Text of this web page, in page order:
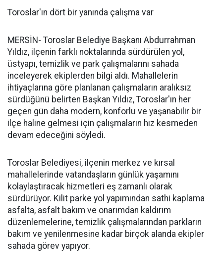
Toroslar'ın dört bir yanında çalışma var
MERSİN- Toroslar Belediye Başkanı Abdurrahman
Yıldız, ilçenin farklı noktalarında sürdürülen yol,
üstyapı, temizlik ve park çalışmalarını sahada
inceleyerek ekiplerden bilgi aldı. Mahallelerin
ihtiyaçlarına göre planlanan çalışmaların aralıksız
sürdüğünü belirten Başkan Yıldız, Toroslar'ın her
geçen gün daha modern, konforlu ve yaşanabilir bir
ilçe haline gelmesi için çalışmaların hız kesmeden
devam edeceğini söyledi.
Toroslar Belediyesi, ilçenin merkez ve kırsal
mahallelerinde vatandaşların günlük yaşamını
kolaylaştıracak hizmetleri eş zamanlı olarak
sürdürüyor. Kilit parke yol yapımından sathi kaplama
asfalta, asfalt bakım ve onarımdan kaldırım
düzenlemelerine, temizlik çalışmalarından parkların
bakım ve yenilenmesine kadar birçok alanda ekipler
sahada görev yapıyor.